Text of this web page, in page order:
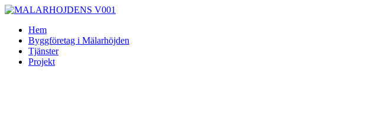
Skip
contentHem
Byggföretag i Mälarhöjden
Tjänster
Projekt